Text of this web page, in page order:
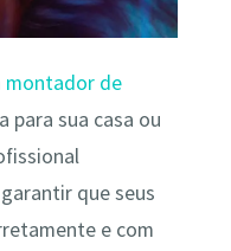
montador de
para sua casa ou
que seus
e com